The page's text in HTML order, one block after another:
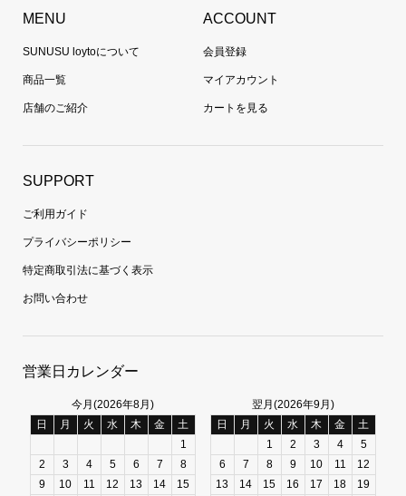
MENU
SUNUSU loytoについて
商品一覧
店舗のご紹介
ACCOUNT
会員登録
マイアカウント
カートを見る
SUPPORT
ご利用ガイド
プライバシーポリシー
特定商取引法に基づく表示
お問い合わせ
営業日カレンダー
今月(2026年8月)
日
月 火 水 木 金
土
1
2
3 4 5 6 7
8
9
10 11 12 13 14
15
翌月(2026年9月)
日
月 火 水 木 金
土
1
2 3 4
5
6
7 8 9 10 11
12
13
14 15 16 17 18
19